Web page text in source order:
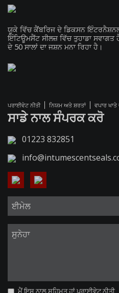
ਯੂਕੇ ਵਿੱਚ ਕੈਂਬਰਿਜ ਦੇ ਡਿਕਸਨ
ਇੰਟਿਊਮਸੈਂਟ ਸੀਲਜ਼ ਵਿੱਚ ਤੁਹਾਡਾ
ਦੇ 50 ਸਾਲਾਂ ਦਾ ਜਸ਼ਨ ਮਨਾ ਰਿਹਾ ਹੈ।
ਪਰਾਈਵੇਟ ਨੀਤੀ ਨਿਯਮ ਅਤੇ ਸ਼ਰਤਾਂ ਵਪਾਰ
ਸਾਡੇ ਨਾਲ ਸੰਪਰਕ ਕਰੋ
01223 832851
ਮੈਂ ਇਸ ਨਾਲ ਸਹਿਮਤ ਹਾਂਪਰਾਈਵੇਟ ਨੀਤੀ